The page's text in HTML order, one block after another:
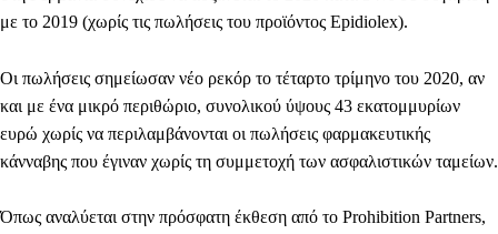
με το 2019 (χωρίς τις πωλήσεις του προϊόντος Epidiolex).
Οι πωλήσεις σημείωσαν νέο ρεκόρ το τέταρτο τρίμηνο του 2020, αν
και με ένα μικρό περιθώριο, συνολικού ύψους 43 εκατομμυρίων
ευρώ χωρίς να περιλαμβάνονται οι πωλήσεις φαρμακευτικής
κάνναβης που έγιναν χωρίς τη συμμετοχή των ασφαλιστικών ταμείων.
Όπως αναλύεται στην πρόσφατη έκθεση από το Prohibition Partners,